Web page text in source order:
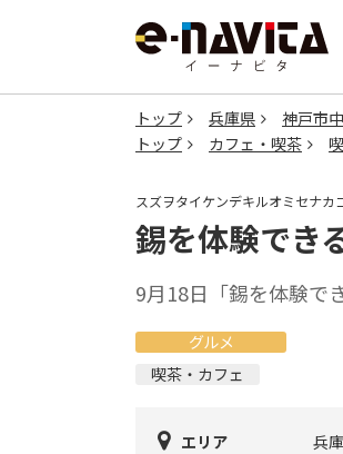
トップ 兵庫県 神戸市
トップ
カフェ・喫茶
スズヲタイケンデキルオミセナカ
錫を体験でき
9月18日「錫を体験で
グルメ
喫茶・カフェ
エリア
兵